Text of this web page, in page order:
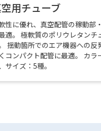
用チューブ
性に優れ、真空配管の稼動部
適。 極軟質のポリウレタンチ
揺動箇所でのエア機器への反
コンパクト配管に最適。 カラ
サイズ：5種。